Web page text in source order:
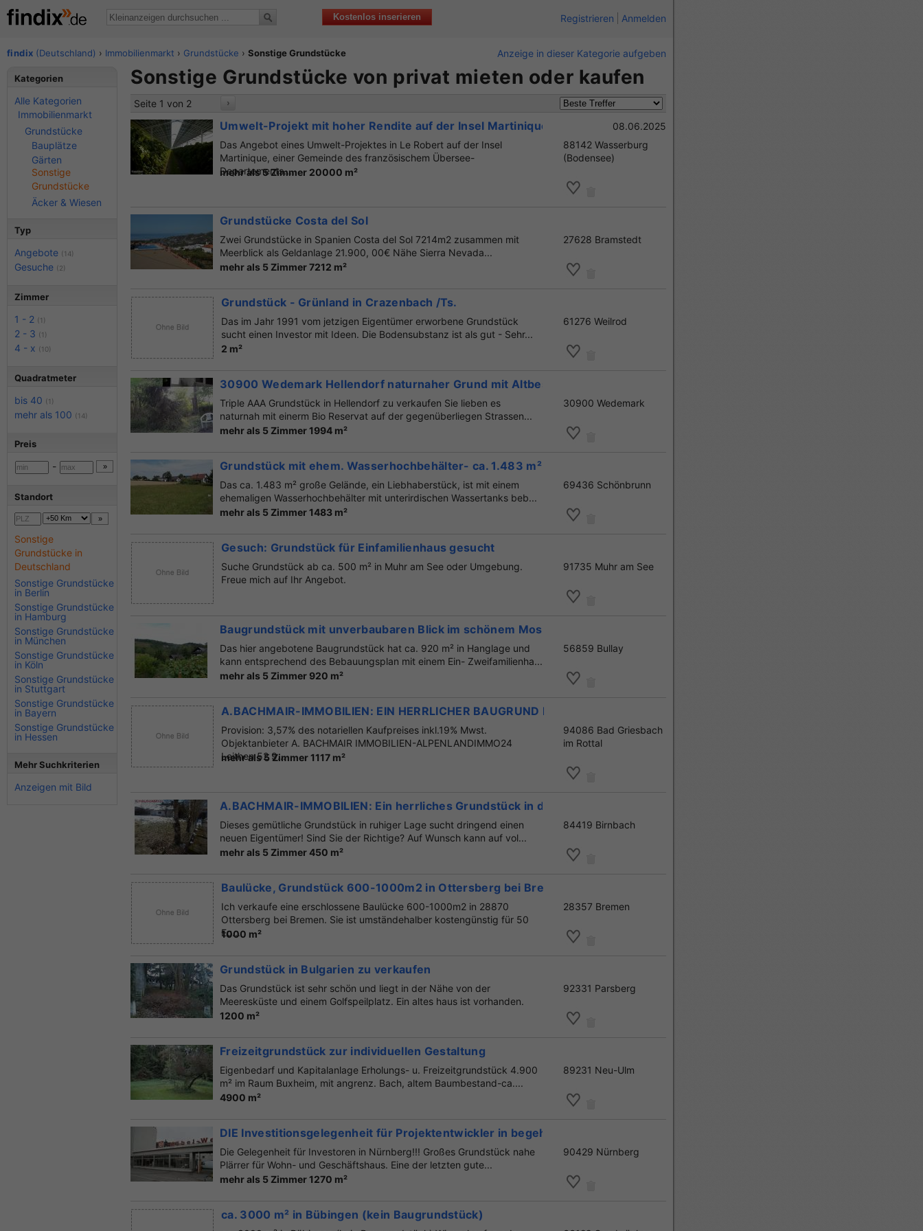
Kostenlos inserieren Registrieren Anmelden
findix (Deutschland) › Immobilienmarkt › Grundstücke ›Sonstige Grundstücke Anzeige in dieser Kategorie aufgeben
Sonstige Grundstücke von privat mieten oder kaufen
Seite 1 von 2 ›
Umwelt-Projekt mit hoher Rendite auf der Insel Martinique
Das Angebot eines Umwelt-Projektes in Le Robert auf der Insel
Martinique, einer Gemeinde des französischem Übersee-
Departements....
mehr als 5 Zimmer 20000 m²
08.06.2025
88142 Wasserburg
(Bodensee)
Grundstücke Costa del Sol
Zwei Grundstücke in Spanien Costa del Sol 7214m2 zusammen mit
Meerblick als Geldanlage 21.900, 00€ Nähe Sierra Nevada...
mehr als 5 Zimmer 7212 m²
27628 Bramstedt
Grundstück - Grünland in Crazenbach /Ts.
Das im Jahr 1991 vom jetzigen Eigentümer erworbene Grundstück
sucht einen Investor mit Ideen. Die Bodensubstanz ist als gut - Sehr...
2 m²
61276 Weilrod
30900 Wedemark Hellendorf naturnaher Grund mit Altbestand
Triple AAA Grundstück in Hellendorf zu verkaufen Sie lieben es
naturnah mit einerm Bio Reservat auf der gegenüberliegen Strassen...
mehr als 5 Zimmer 1994 m²
30900 Wedemark
Grundstück mit ehem. Wasserhochbehälter- ca. 1.483 m²- in Schönbrunn OT
Das ca. 1.483 m² große Gelände, ein Liebhaberstück, ist mit einem
ehemaligen Wasserhochbehälter mit unterirdischen Wassertanks beb...
mehr als 5 Zimmer 1483 m²
69436 Schönbrunn
Gesuch: Grundstück für Einfamilienhaus gesucht
Suche Grundstück ab ca. 500 m² in Muhr am See oder Umgebung.
Freue mich auf Ihr Angebot.
91735 Muhr am See
Baugrundstück mit unverbaubaren Blick im schönem Moselort
Das hier angebotene Baugrundstück hat ca. 920 m² in Hanglage und
kann entsprechend des Bebauungsplan mit einem Ein- Zweifamilienha...
mehr als 5 Zimmer 920 m²
56859 Bullay
A.BACHMAIR-IMMOBILIEN: EIN HERRLICHER BAUGRUND IM WUNDERSCHÖNEN THERMENPARADIES BAD GRIESBACH!
Provision: 3,57% des notariellen Kaufpreises inkl.19% Mwst.
Objektanbieter A. BACHMAIR IMMOBILIEN-ALPENLANDIMMO24
Leithen 52 9...
mehr als 5 Zimmer 1117 m²
94086 Bad Griesbach
im Rottal
A.BACHMAIR-IMMOBILIEN: Ein herrliches Grundstück in der Nähe von MÜHLDORF AM INN!
Dieses gemütliche Grundstück in ruhiger Lage sucht dringend einen
neuen Eigentümer! Sind Sie der Richtige? Auf Wunsch kann auf vol...
mehr als 5 Zimmer 450 m²
84419 Birnbach
Baulücke, Grundstück 600-1000m2 in Ottersberg bei Bremen
Ich verkaufe eine erschlossene Baulücke 600-1000m2 in 28870
Ottersberg bei Bremen. Sie ist umständehalber kostengünstig für 50
Eu...
1000 m²
28357 Bremen
Grundstück in Bulgarien zu verkaufen
Das Grundstück ist sehr schön und liegt in der Nähe von der
Meeresküste und einem Golfspeilplatz. Ein altes haus ist vorhanden.
1200 m²
92331 Parsberg
Freizeitgrundstück zur individuellen Gestaltung
Eigenbedarf und Kapitalanlage Erholungs- u. Freizeitgrundstück 4.900
m² im Raum Buxheim, mit angrenz. Bach, altem Baumbestand-ca....
4900 m²
89231 Neu-Ulm
DIE Investitionsgelegenheit für Projektentwickler in begehrter Lage nahe Nürnberger Plärrer.
Die Gelegenheit für Investoren in Nürnberg!!! Großes Grundstück nahe
Plärrer für Wohn- und Geschäftshaus. Eine der letzten gute...
mehr als 5 Zimmer 1270 m²
90429 Nürnberg
ca. 3000 m² in Bübingen (kein Baugrundstück)
Kategorien
Alle Kategorien
Immobilienmarkt
Grundstücke
Bauplätze
Gärten
Sonstige
Grundstücke
Äcker & Wiesen
Typ
Angebote (14)
Gesuche (2)
Zimmer
1 - 2 (1)
2 - 3 (1)
4 - x (10)
Quadratmeter
bis 40 (1)
mehr als 100 (14)
Preis
-
Standort
Sonstige
Grundstücke in
Deutschland
Sonstige Grundstücke
in Berlin
Sonstige Grundstücke
in Hamburg
Sonstige Grundstücke
in München
Sonstige Grundstücke
in Köln
Sonstige Grundstücke
in Stuttgart
Sonstige Grundstücke
in Bayern
Sonstige Grundstücke
in Hessen
Mehr Suchkriterien
Anzeigen mit Bild